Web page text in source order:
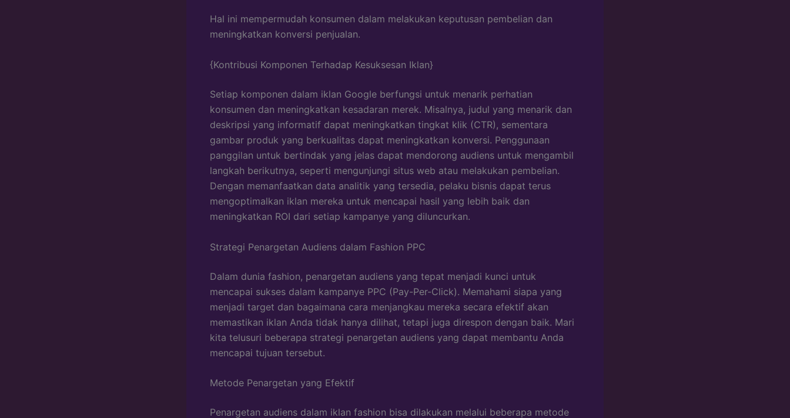
Hal ini mempermudah konsumen dalam melakukan keputusan pembelian dan
meningkatkan konversi penjualan.
{Kontribusi Komponen Terhadap Kesuksesan Iklan}
Setiap komponen dalam iklan Google berfungsi untuk menarik perhatian
konsumen dan meningkatkan kesadaran merek. Misalnya, judul yang menarik dan
deskripsi yang informatif dapat meningkatkan tingkat klik (CTR), sementara
gambar produk yang berkualitas dapat meningkatkan konversi. Penggunaan
panggilan untuk bertindak yang jelas dapat mendorong audiens untuk mengambil
langkah berikutnya, seperti mengunjungi situs web atau melakukan pembelian.
Dengan memanfaatkan data analitik yang tersedia, pelaku bisnis dapat terus
mengoptimalkan iklan mereka untuk mencapai hasil yang lebih baik dan
meningkatkan ROI dari setiap kampanye yang diluncurkan.
Strategi Penargetan Audiens dalam Fashion PPC
Dalam dunia fashion, penargetan audiens yang tepat menjadi kunci untuk
mencapai sukses dalam kampanye PPC (Pay-Per-Click). Memahami siapa yang
menjadi target dan bagaimana cara menjangkau mereka secara efektif akan
memastikan iklan Anda tidak hanya dilihat, tetapi juga direspon dengan baik. Mari
kita telusuri beberapa strategi penargetan audiens yang dapat membantu Anda
mencapai tujuan tersebut.
Metode Penargetan yang Efektif
Penargetan audiens dalam iklan fashion bisa dilakukan melalui beberapa metode